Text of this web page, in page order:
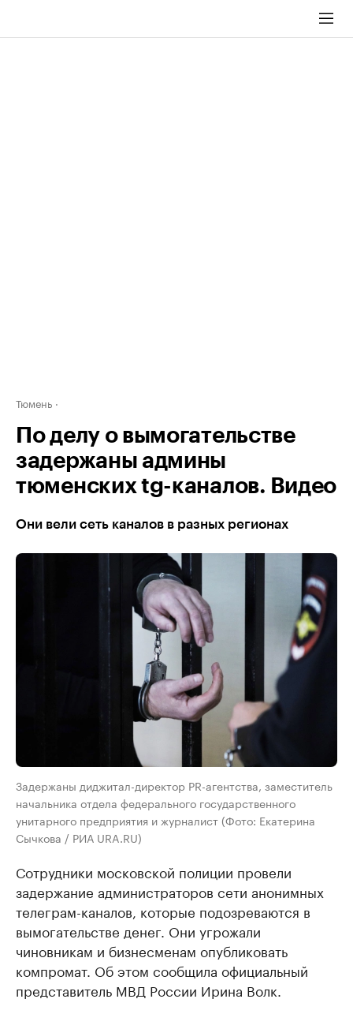
Тюмень
По делу о вымогательстве
задержаны админы
тюменских tg-каналов. Видео
Они вели сеть каналов в разных регионах
Задержаны диджитал-директор PR-агентства, заместитель
начальника отдела федерального государственного
унитарного предприятия и журналист (Фото: Екатерина
Сычкова / РИА URA.RU)
Сотрудники московской полиции провели
задержание администраторов сети анонимных
телеграм-каналов, которые подозреваются в
вымогательстве денег. Они угрожали
чиновникам и бизнесменам опубликовать
компромат. Об этом сообщила официальный
представитель МВД России Ирина Волк.